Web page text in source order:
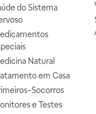
do Sistema
Natural
em Casa
Socorros
e Testes